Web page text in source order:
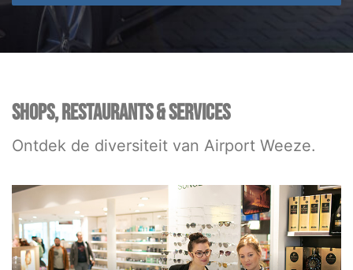
SHOPS, RESTAURANTS & SERVICES
Ontdek de diversiteit van Airport Weeze.